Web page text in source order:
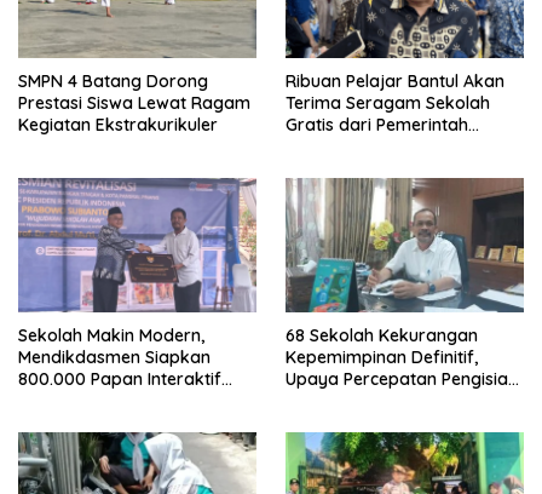
SMPN 4 Batang Dorong
Prestasi Siswa Lewat Ragam
Kegiatan Ekstrakurikuler
Ribuan Pelajar Bantul Akan
Terima Seragam Sekolah
Gratis dari Pemerintah
Sekolah Makin Modern,
Mendikdasmen Siapkan
800.000 Papan Interaktif
68 Sekolah Kekurangan
Kepemimpinan Definitif,
Upaya Percepatan Pengisian